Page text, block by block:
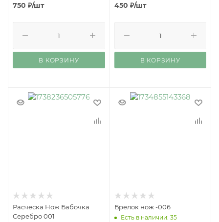
750 ₽/шт
В КОРЗИНУ
450 ₽/шт
В КОРЗИНУ
Расческа Нож Бабочка
Серебро 001
Брелок нож -006
Есть в наличии: 35